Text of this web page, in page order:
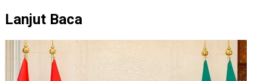
Lanjut Baca